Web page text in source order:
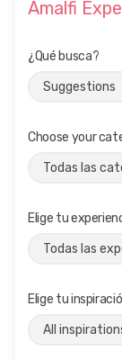
Amalfi
¿Qué busca?
Choose your
Elige tu
Elige tu